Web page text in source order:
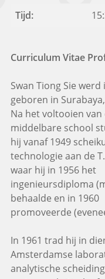
Tijd:
Curriculum Vitae
Swan Tiong Sie werd
geboren in
Na het voltooien van
middelbare school
hij vanaf 1949
technologie aan de
waar hij in 1956 het
ingenieursdiploma
behaalde en in 1960
promoveerde
In 1961 trad hij in
Amsterdamse
analytische